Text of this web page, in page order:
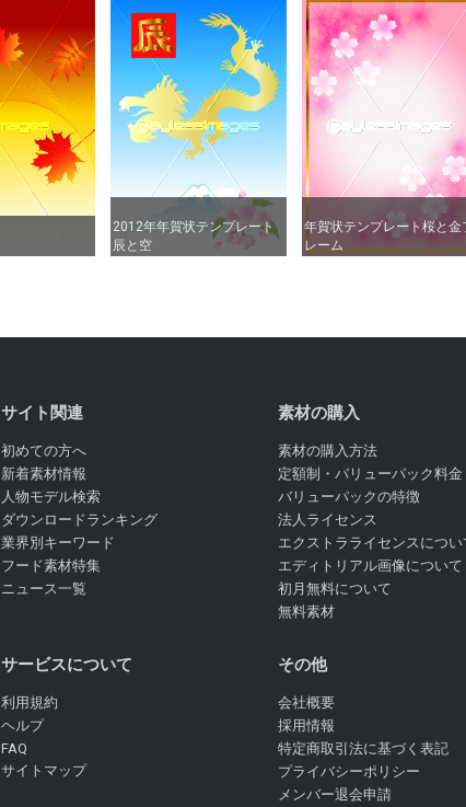
2012年年賀状テンプレート
辰と空
2012年年賀状テンプレート
辰と空
年賀状テンプレート桜と金
レーム
年賀状テンプレート桜と金
レーム
サイト関連
初めての方へ
新着素材情報
人物モデル検索
ダウンロードランキング
業界別キーワード
フード素材特集
ニュース一覧
素材の購入
素材の購入方法
定額制・バリューパック料金
バリューパックの特徴
法人ライセンス
エクストラライセンスについ
エディトリアル画像について
初月無料について
無料素材
サービスについて
利用規約
ヘルプ
FAQ
サイトマップ
その他
会社概要
採用情報
特定商取引法に基づく表記
プライバシーポリシー
メンバー退会申請